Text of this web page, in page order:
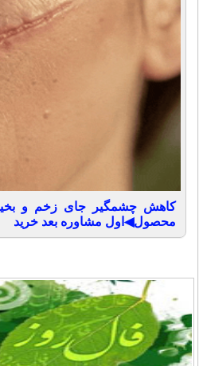
محصول◀اول مشاوره بعد خرید